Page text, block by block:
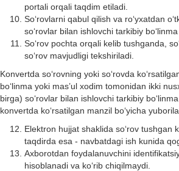
portali orqali taqdim etiladi.
Sо‘rovlarni qabul qilish va rо‘yxatdan
sо‘rovlar bilan ishlovchi tarkibiy
Sо‘rov pochta orqali kelib tushganda,
sо‘rov mavjudligi tekshiriladi.
Konvertda sо‘rovning yoki sо‘rovda
bо‘linma yoki mas’ul xodim tomonidan ikki
birga) sо‘rovlar bilan ishlovchi tarkibiy
konvertda kо‘rsatilgan manzil bо‘yicha
Elektron hujjat shaklida sо‘rov tushgan
taqdirda esa - navbatdagi ish kunida
Axborotdan foydalanuvchini
hisoblanadi va kо‘rib chiqilmaydi.